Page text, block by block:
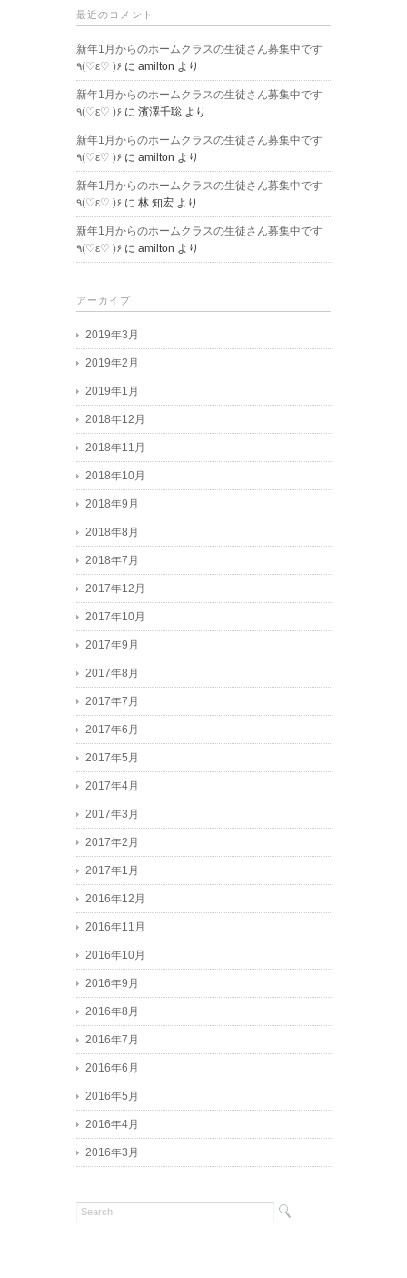
最近のコメント
新年1月からのホームクラスの生徒さん募集中です
٩(♡ε♡ )۶ に amilton より
新年1月からのホームクラスの生徒さん募集中です
٩(♡ε♡ )۶ に 濱澤千聡 より
新年1月からのホームクラスの生徒さん募集中です
٩(♡ε♡ )۶ に amilton より
新年1月からのホームクラスの生徒さん募集中です
٩(♡ε♡ )۶ に 林 知宏 より
新年1月からのホームクラスの生徒さん募集中です
٩(♡ε♡ )۶ に amilton より
アーカイブ
2019年3月
2019年2月
2019年1月
2018年12月
2018年11月
2018年10月
2018年9月
2018年8月
2018年7月
2017年12月
2017年10月
2017年9月
2017年8月
2017年7月
2017年6月
2017年5月
2017年4月
2017年3月
2017年2月
2017年1月
2016年12月
2016年11月
2016年10月
2016年9月
2016年8月
2016年7月
2016年6月
2016年5月
2016年4月
2016年3月